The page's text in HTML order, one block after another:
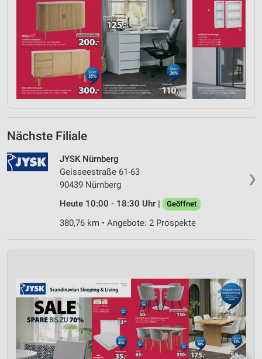
Nächste Filiale
❯
JYSK Nürnberg
Geisseestraße 61-63
90439 Nürnberg
Heute 10:00 - 18:30 Uhr |
Geöffnet
380,76 km • Angebote: 2 Prospekte